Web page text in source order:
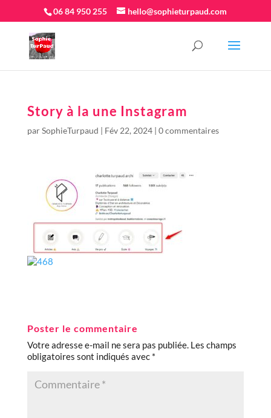
06 84 950 255 hello@sophieturpaud.com
Story à la une Instagram
parSophieTurpaud | Fév 22, 2024| 0 commentaires
Poster le commentaire
Votre adresse e-mail ne sera pas publiée. Les champs
obligatoires sont indiqués avec *